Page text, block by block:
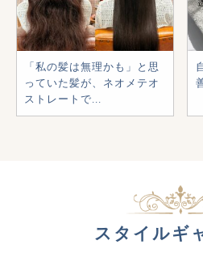
「私の髪は無理かも」と思
っていた髪が、ネオメテオ
ストレートで...
スタイルギ